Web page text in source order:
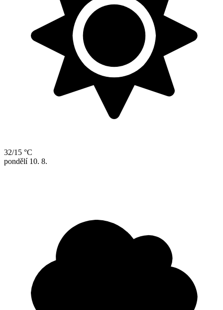
32/15 °C
pondělí 10. 8.